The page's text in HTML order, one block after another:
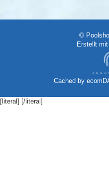
©
Erstellt mit
Cached by
[literal] [/literal]